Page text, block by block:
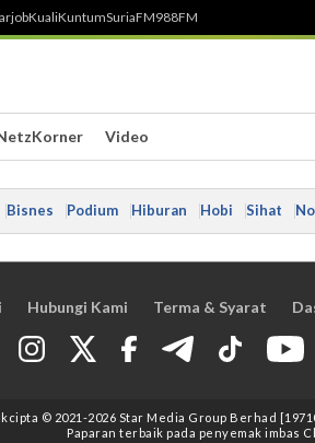
KualiKuntumSuriaFM988FM
Video
Bisnes Podium Hiburan Hobi Sihat
Hubungi Kami Terma & Syarat
© 2021 -2026 Star Media Group Berhad
Paparan terbaik pada penyemak imbas